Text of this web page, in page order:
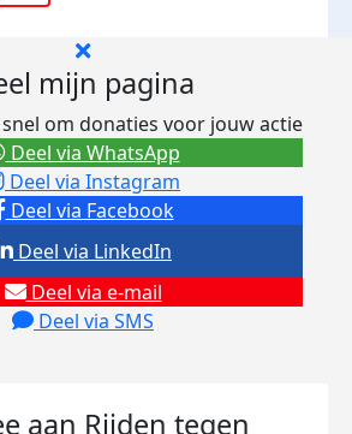
mijn pagina
om donaties voor jouw actie
Deel via Facebook
Deel via Instagram
Deel via e-mail
Deel via SMS
Deel via LinkedIn
Deel via WhatsApp
aan Rijden tegen